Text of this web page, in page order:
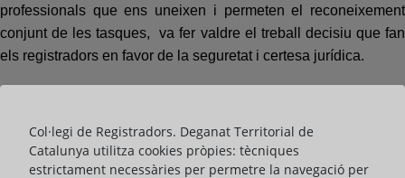
professionals que ens uneixen i permeten el reconeixement
conjunt de les tasques, va fer valdre el treball decisiu que fan
els registradors en favor de la seguretat i certesa jurídica.
conseller de Justícia i Qualitat Democràtica de la Generalitat
de Catalunya, Ramon Espadaler, encarregat de clausurar la
Col·legi de Registradors. Deganat Territorial de
Catalunya utilitza cookies pròpies: tècniques
estrictament necessàries per permetre la navegació per